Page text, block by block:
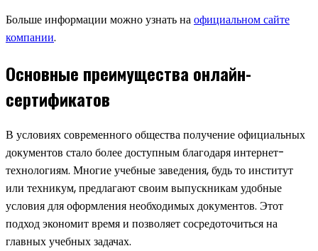
Больше информации можно узнать наофициальном сайте
компании.
Основные преимущества онлайн-
сертификатов
В условиях современного общества получение официальных
документов стало более доступным благодаря интернет-
технологиям. Многие учебные заведения, будь то институт
или техникум, предлагают своим выпускникам удобные
условия для оформления необходимых документов. Этот
подход экономит время и позволяет сосредоточиться на
главных учебных задачах.